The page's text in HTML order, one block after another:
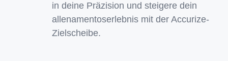
in deine Präzision und steigere dein
allenamentoserlebnis mit der Accurize-
Zielscheibe.